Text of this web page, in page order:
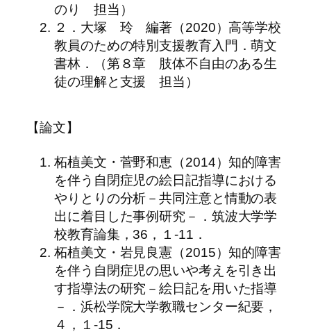
のり 担当）
２．大塚 玲 編著（2020）高等学校
教員のための特別支援教育入門．萌文
書林．（第８章 肢体不自由のある生
徒の理解と支援 担当）
【論文】
柘植美文・菅野和恵（2014）知的障害
を伴う自閉症児の絵日記指導における
やりとりの分析－共同注意と情動の表
出に着目した事例研究－．筑波大学学
校教育論集，36，１-11．
柘植美文・岩見良憲（2015）知的障害
を伴う自閉症児の思いや考えを引き出
す指導法の研究－絵日記を用いた指導
－．浜松学院大学教職センター紀要，
４，１-15．